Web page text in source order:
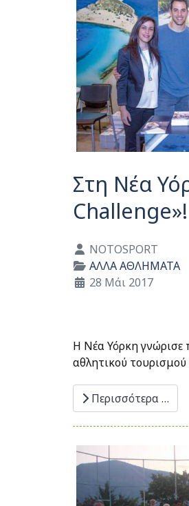
Στη Νέα
Challenge»!
Λεπτομέρειες
NOTOSPORT
ΑΛΛΑ ΑΘΛΗΜΑΤΑ
28 Μάι 2017
Η Νέα Υόρκη
αθλητικού
Περισσότερα …